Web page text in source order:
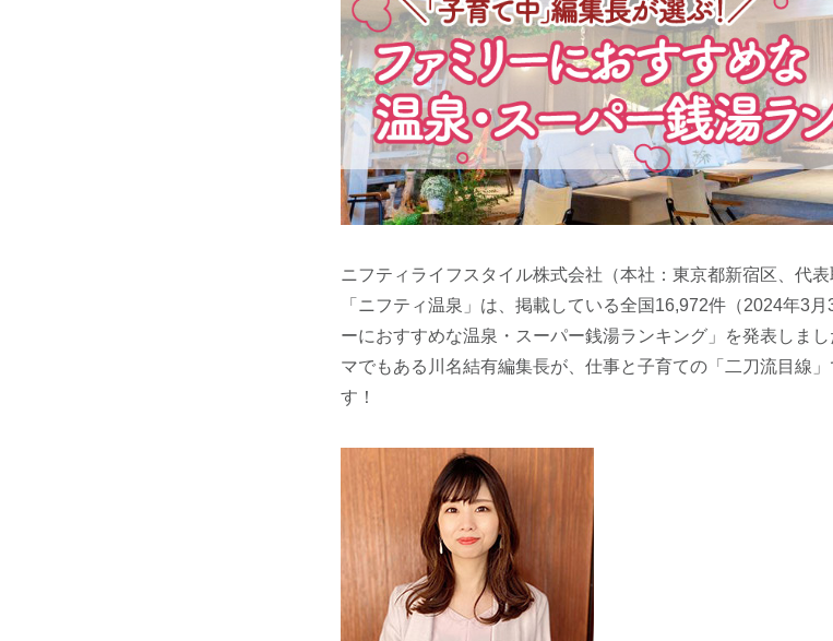
ニフティライフスタイル株式会社（本社：東京都新宿区、代
「ニフティ温泉」は、掲載している全国16,972件（2024年3
ーにおすすめな温泉・スーパー銭湯ランキング」を発表しま
マでもある川名結有編集長が、仕事と子育ての「二刀流目線
す！